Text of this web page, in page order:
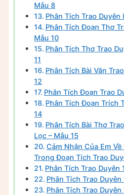
Mẫu 8
Phân Tích Trao
Phân Tích Đoạn Thơ
Mẫu 10
Phân Tích Thơ Trao
11
Phân Tích Bài Văn
12
Phân Tích Đoạn Trao
Phân Tích Đoạn Trích
14
Phân Tích Bài Thơ
Lọc – Mẫu 15
Cảm Nhận Của Em
Trong Đoạn Tích Trao
Phân Tích Trao Duyên
Phân Tích Trao
Phân Tích Trao